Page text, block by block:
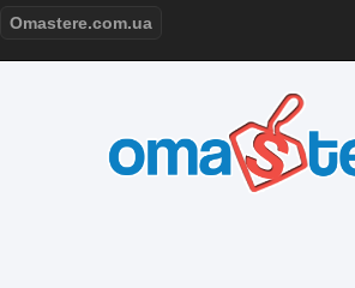
Omastere.com.ua